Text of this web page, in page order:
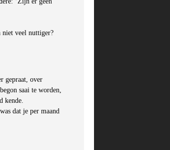
veel nuttiger?
gepraat, over
saai te worden,
kende.
dat je per maand